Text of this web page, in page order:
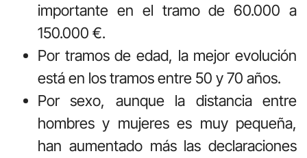
importante en el tramo de 60.000 a
150.000 €.
Por tramos de edad, la mejor evolución
está en los tramos entre 50 y 70 años.
Por sexo, aunque la distancia entre
hombres y mujeres es muy pequeña,
han aumentado más las declaraciones